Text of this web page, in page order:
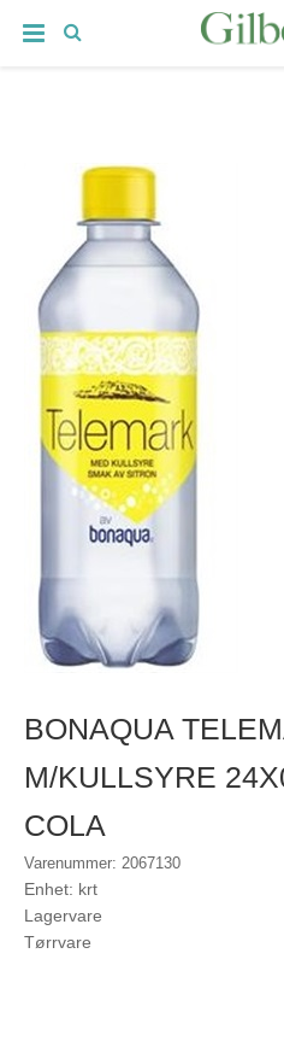
BONAQUA
M/KULLSYRE
COLA
Varenummer: 2067130
Enhet: krt
Lagervare
Tørrvare